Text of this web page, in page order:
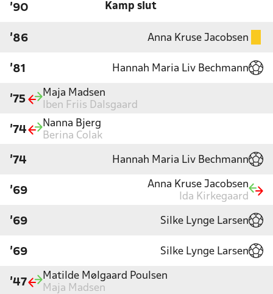
'90 Kamp slut
'86 Anna Kruse Jacobsen
'81 Hannah Maria Liv Bechmann
'75
Maja Madsen
Iben Friis Dalsgaard
'74
Nanna Bjerg
Berina Colak
'74 Hannah Maria Liv Bechmann
'69
Anna Kruse Jacobsen
Ida Kirkegaard
'69 Silke Lynge Larsen
'69 Silke Lynge Larsen
'47
Matilde Mølgaard Poulsen
Maja Madsen